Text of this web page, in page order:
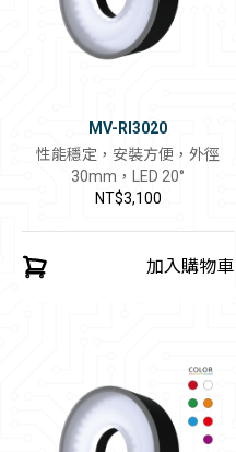
MV-RI3020
性能穩定，安裝方便，外徑
30mm，LED 20°
NT$3,100
加入購物車